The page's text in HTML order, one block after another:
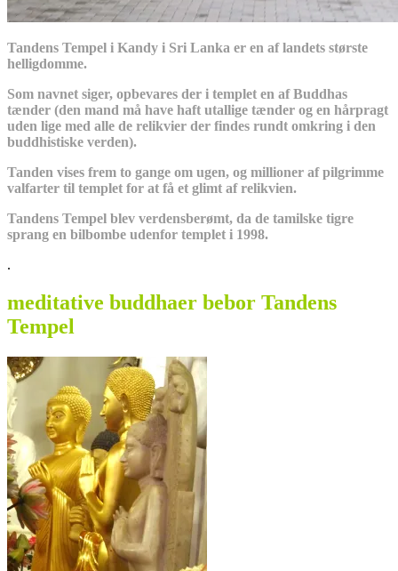
Tandens Tempel i Kandy i Sri Lanka er en af landets største
helligdomme.
Som navnet siger, opbevares der i templet en af Buddhas
tænder (den mand må have haft utallige tænder og en hårpragt
uden lige med alle de relikvier der findes rundt omkring i den
buddhistiske verden).
Tanden vises frem to gange om ugen, og millioner af pilgrimme
valfarter til templet for at få et glimt af relikvien.
Tandens Tempel blev verdensberømt, da de tamilske tigre
sprang en bilbombe udenfor templet i 1998.
.
meditative buddhaer bebor Tandens
Tempel